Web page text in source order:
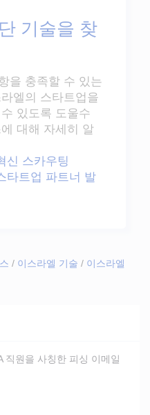
기술을 찾
을 충족할 수 있는
엘의 스타트업을
있도록 도울수
대해 자세히 알
신 스카우팅
타트업 파트너 발
/ 이스라엘 기술 / 이스라엘
직원을 사칭한 피싱 이메일